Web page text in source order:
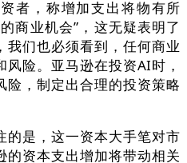
，称增加支出将物有所
商业机会”，这无疑表明了
们也必须看到，任何商业
险。亚马逊在投资AI时，
险，制定出合理的投资策略
是，这一资本大手笔对市
的资本支出增加将带动相关